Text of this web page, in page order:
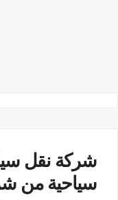
شركة نقل
سياحية من